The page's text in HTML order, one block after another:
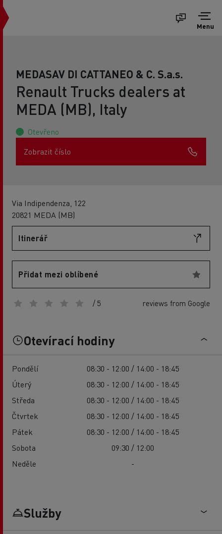
Menu
MEDASAV DI CATTANEO & C. S.a.s.
Renault Trucks dealers at
MEDA (MB), Italy
Otevřeno
Zobrazit číslo
Via Indipendenza, 122
20821 MEDA (MB)
Itinerář
Přidat mezi oblíbené
/ 5 reviews from Google
Otevírací hodiny
Pondělí
08:30 - 12:00 / 14:00 - 18:45
Úterý
08:30 - 12:00 / 14:00 - 18:45
Středa
08:30 - 12:00 / 14:00 - 18:45
Čtvrtek
08:30 - 12:00 / 14:00 - 18:45
Pátek
08:30 - 12:00 / 14:00 - 18:45
Sobota
09:30 / 12:00
Neděle
-
Služby